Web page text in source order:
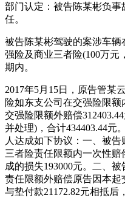
部门认定：被告陈某彬负
任。
被告陈某彬驾驶的案涉车
强险及商业三者险(100万元
期内。
2017年5月15日，原告管某
险如东支公司在交强险限额
交强险限额外赔偿
并处理)，合计434403.44元
人达成如下协议：一、被
三者险责任限额内一次性
成的损失193000元。二、
责任限额外赔偿原告因本起
与垫付款21172.82元相抵